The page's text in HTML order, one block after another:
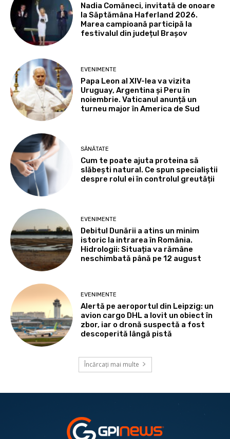
Nadia Comăneci, invitată de onoare
la Săptămâna Haferland 2026.
Marea campioană participă la
festivalul din județul Brașov
EVENIMENTE
Papa Leon al XIV-lea va vizita
Uruguay, Argentina și Peru în
noiembrie. Vaticanul anunță un
turneu major în America de Sud
SĂNĂTATE
Cum te poate ajuta proteina să
slăbești natural. Ce spun specialiștii
despre rolul ei în controlul greutății
EVENIMENTE
Debitul Dunării a atins un minim
istoric la intrarea în România.
Hidrologii: Situația va rămâne
neschimbată până pe 12 august
EVENIMENTE
Alertă pe aeroportul din Leipzig: un
avion cargo DHL a lovit un obiect în
zbor, iar o dronă suspectă a fost
descoperită lângă pistă
Încărcați mai multe